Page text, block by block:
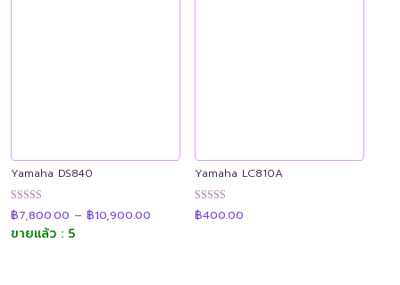
Yamaha DS840
ให้คะแนน
4.92
ตั้งแต่ 1-5
฿7,800.00 – ฿10,900.00
ขายแล้ว : 5
Yamaha LC810A
ให้คะแนน
4.93
฿400.00